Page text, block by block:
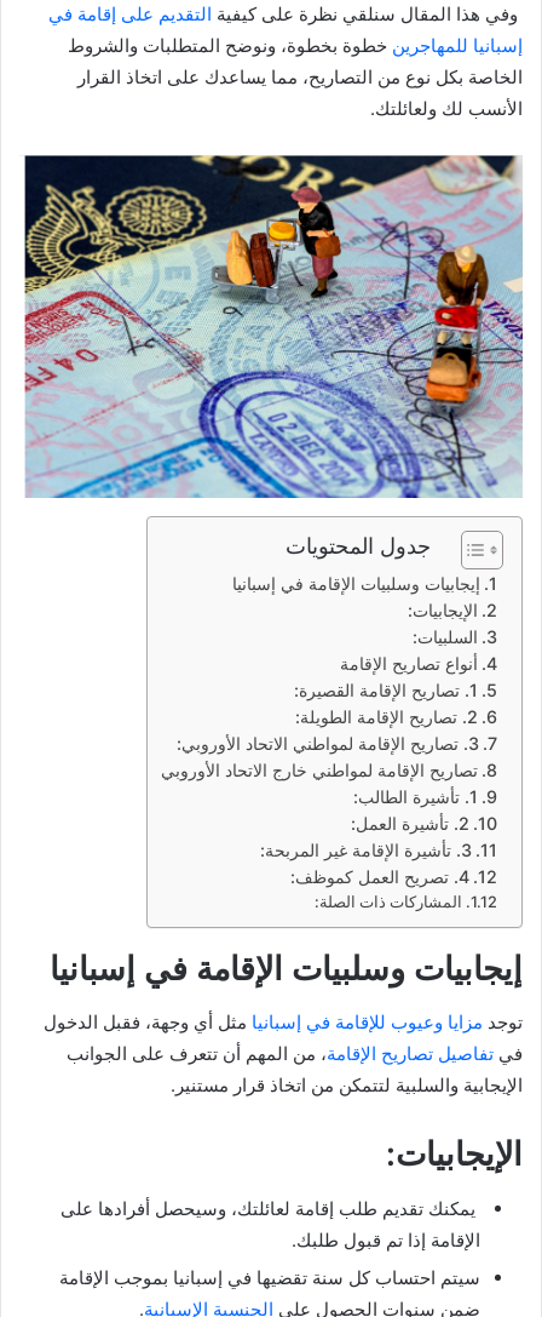
وفي هذا المقال سنلقي نظرة على كيفية التقديم على إقامة في
إسبانيا للمهاجرين خطوة بخطوة، ونوضح المتطلبات والشروط
الخاصة بكل نوع من التصاريح، مما يساعدك على اتخاذ القرار
الأنسب لك ولعائلتك.
جدول المحتويات
إيجابيات وسلبيات الإقامة في إسبانيا
الإيجابيات:
السلبيات:
أنواع تصاريح الإقامة
1. تصاريح الإقامة القصيرة:
2. تصاريح الإقامة الطويلة:
3. تصاريح الإقامة لمواطني الاتحاد الأوروبي:
تصاريح الإقامة لمواطني خارج الاتحاد الأوروبي
1. تأشيرة الطالب:
2. تأشيرة العمل:
3. تأشيرة الإقامة غير المربحة:
4. تصريح العمل كموظف:
المشاركات ذات الصلة:
إيجابيات وسلبيات الإقامة في إسبانيا
توجد مزايا وعيوب للإقامة في إسبانيا مثل أي وجهة، فقبل الدخول
في تفاصيل تصاريح الإقامة، من المهم أن تتعرف على الجوانب
الإيجابية والسلبية لتتمكن من اتخاذ قرار مستنير.
الإيجابيات:
يمكنك تقديم طلب إقامة لعائلتك، وسيحصل أفرادها على
الإقامة إذا تم قبول طلبك.
سيتم احتساب كل سنة تقضيها في إسبانيا بموجب الإقامة
ضمن سنوات الحصول على الجنسية الإسبانية.